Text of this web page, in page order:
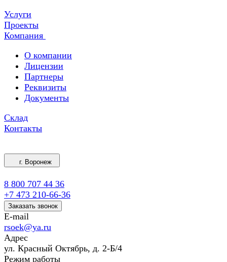
Услуги
Проекты
Компания
О компании
Лицензии
Партнеры
Реквизиты
Документы
Склад
Контакты
г. Воронеж
8 800 707 44 36
+7 473 210-66-36
Заказать звонок
E-mail
rsoek@ya.ru
Адрес
ул. Красный Октябрь, д. 2-Б/4
Режим работы